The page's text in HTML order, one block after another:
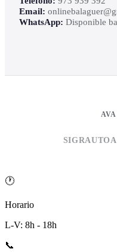
Email:
WhatsApp: Disponible
SIGRAUTO
🕐
Horario
L-V: 8h - 18h
📞